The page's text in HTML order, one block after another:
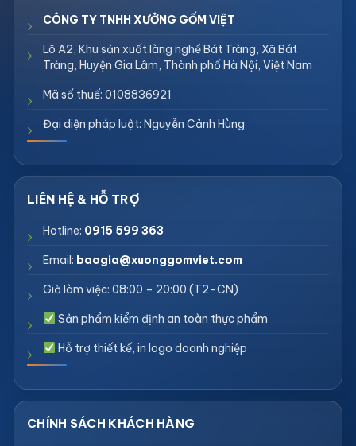
CÔNG TY TNHH XƯỞNG GỐM VIỆT
Lô A2, Khu sản xuất làng nghề Bát Tràng, Xã Bát
Tràng, Huyện Gia Lâm, Thành phố Hà Nội, Việt Nam
Mã số thuế: 0108836921
Đại diện pháp luật: Nguyễn Cảnh Hùng
Hotline: 0915 599 363
Email: baogia@xuonggomviet.com
Giờ làm việc: 08:00 – 20:00 (T2–CN)
Sản phẩm kiểm định an toàn thực phẩm
Hỗ trợ thiết kế, in logo doanh nghiệp